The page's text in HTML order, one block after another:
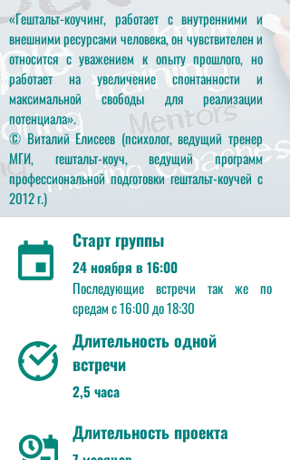
«Гештальт-коучинг, работает с внутренними и
внешними ресурсами человека, он чувствителен и
относится с уважением к опыту прошлого, но
работает на увеличение спонтанности и
максимальной свободы для реализации
потенциала».
© Виталий Елисеев (психолог, ведущий тренер
МГИ, гештальт-коуч, ведущий программ
профессиональной подготовки гештальт-коучей с
2012 г.)
Старт группы
24 ноября в 16:00
Последующие встречи так же по
средам с 16:00 до 18:30
Длительность одной
встречи
2,5 часа
Длительность проекта